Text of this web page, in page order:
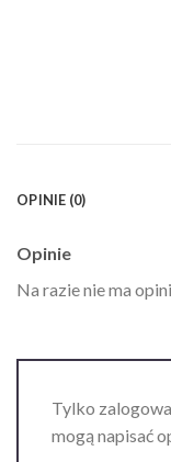
OPINIE (0)
Opinie
Na razie nie ma
Tylko
mogą napisać